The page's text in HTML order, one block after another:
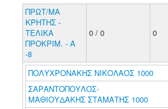
ΠΡΩΤ/ΜΑ
ΚΡΗΤΗΣ -
ΤΕΛΙΚΑ
ΠΡΟΚΡΙΜ. - Α
-8
0 / 0 0
ΠΟΛΥΧΡΟΝΑΚΗΣ ΝΙΚΟΛΑΟΣ 1000
ΣΑΡΑΝΤΟΠΟΥΛΟΣ-
ΜΑΘΙΟΥΔΑΚΗΣ ΣΤΑΜΑΤΗΣ 1000